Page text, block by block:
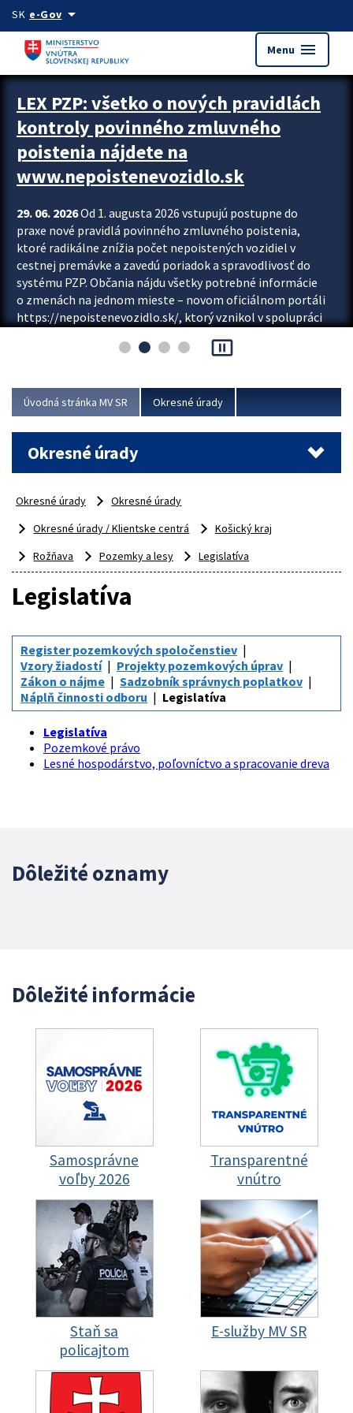
Preskocit na hlavný obsah
SK e-Govarrow_drop_down
Menu menu
Zastavit automatický posun upútavok
LEX PZP: všetko o nových pravidlách
kontroly povinného zmluvného
poistenia nájdete na
www.nepoistenevozidlo.sk
29. 06. 2026Od 1. augusta 2026 vstupujú postupne do
praxe nové pravidlá povinného zmluvného poistenia,
ktoré radikálne znížia počet nepoistených vozidiel v
cestnej premávke a zavedú poriadok a spravodlivosť do
systému PZP. Občania nájdu všetky potrebné informácie
o zmenách na jednom mieste – novom oficiálnom portáli
https://nepoistenevozidlo.sk/, ktorý vznikol v spolupráci
asociácie poisťovní (SLASPO) a Ministerstva vnútra SR.
Viac
pause_presentation
Úvodná stránka MV SR Okresné úrady
Okresné úrady
Okresné úrady
Okresné úrady
Okresné úrady / Klientske centrá
Košický kraj
Rožňava
Pozemky a lesy Legislatíva
Legislatíva
Register pozemkových spoločenstiev
Vzory žiadostí
Projekty pozemkových úprav
Zákon o nájme
Sadzobník správnych poplatkov
Náplň činnosti odboru
Legislatíva
Legislatíva
Pozemkové právo
Lesné hospodárstvo, poľovníctvo a spracovanie dreva
Dôležité oznamy
Dôležité informácie
Samosprávne
voľby 2026
Transparentné
vnútro
Staň sa
policajtom
E-služby MV SR